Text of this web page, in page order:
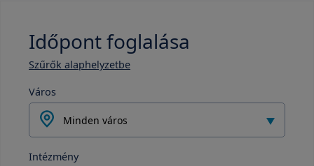
Időpont foglalása
Szűrők alaphelyzetbe
Város
Minden város
Intézmény